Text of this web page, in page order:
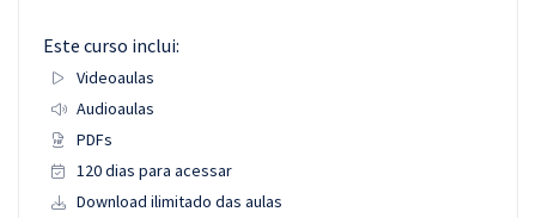
Este curso inclui:
Videoaulas
Audioaulas
PDFs
120 dias para acessar
Download ilimitado das aulas